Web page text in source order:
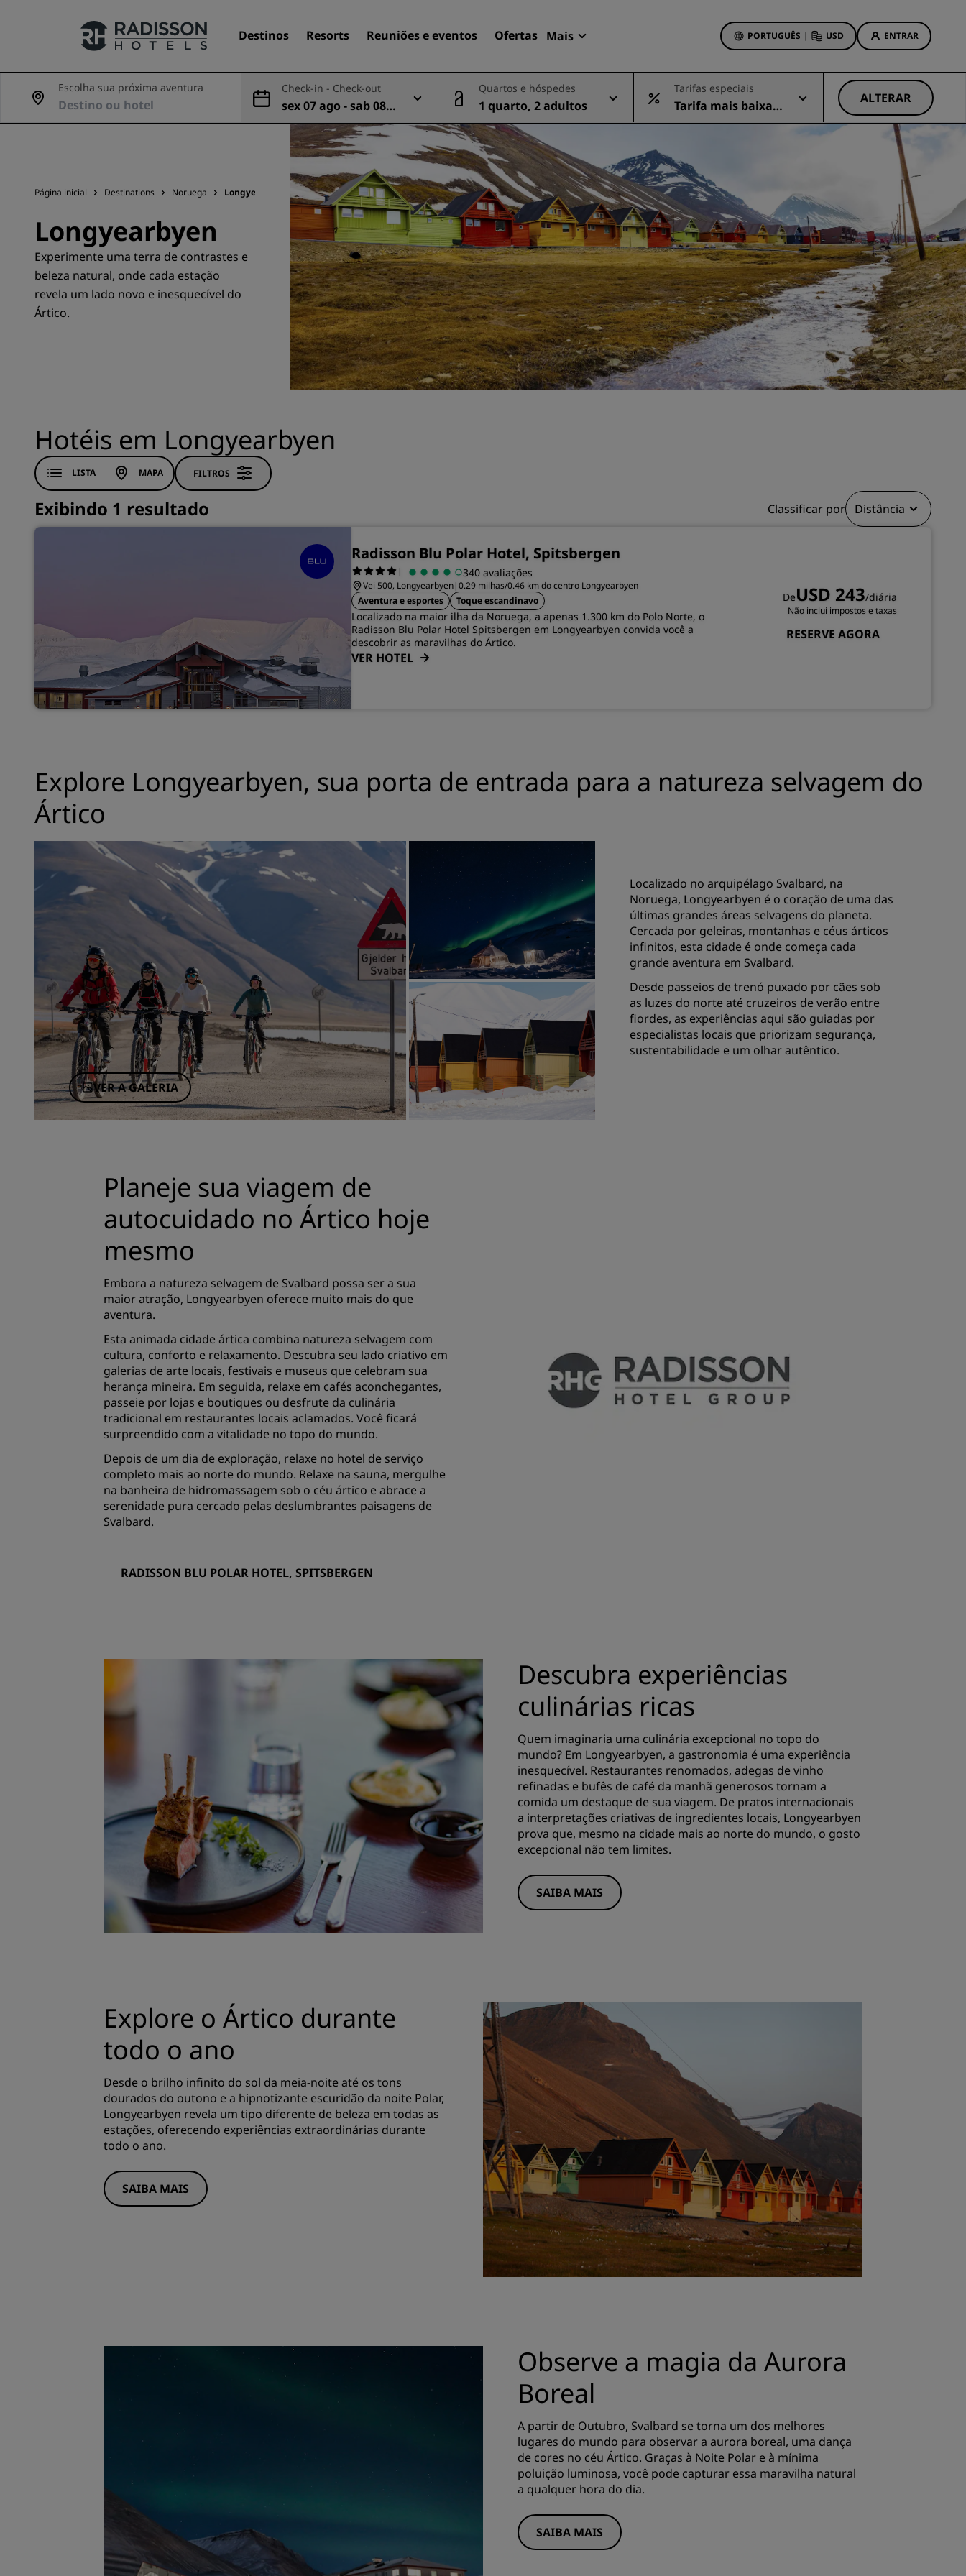
Destinos Resorts Reuniões e eventos Ofertas Mais
Radisson Rewards
Minhas reservas
PORTUGUÊS | USD ENTRAR
Nossas marcas
Encontre seu hotel
Destinos
Resorts
Apartamentos com serviços
Hotéis de aeroportos
Novos e futuros hotéis
Reuniões e eventos
Descubra o Radisson Meetings
Reserve um espaço para
reuniões
Solicitar cotação
Destinos para eventos
Serviços digitais
App Radisson Hotels
Ofertas de hotéis
Deals of the Day
Reserve com antecedência
Confira nossos pacotes
Ideias de viagens
Hotéis familiares
Rad Pets
Espaços para casamentos
Estadias sustentáveis
Radisson Rewards
Como ganhar pontos
Escolha sua próxima aventura Check-in - Check-out
sex 07 ago - sab 08 a
go
Quartos e hóspedes
1 quarto, 2 adultos
Tarifas especiais
Tarifa mais baixa d
isponível
ALTERAR
Página inicial Destinations Noruega Longyearbyen
Longyearbyen
Experimente uma terra de contrastes e
beleza natural, onde cada estação
revela um lado novo e inesquecível do
Ártico.
Hotéis em Longyearbyen
LISTA MAPA FILTROS
Exibindo 1 resultado Classificar por Distância
Radisson Blu Polar Hotel, Spitsbergen
| 340 avaliações
Vei 500, Longyearbyen|0.29 milhas/0.46 km do centro Longyearbyen
Aventura e esportes
Toque escandinavo
Localizado na maior ilha da Noruega, a apenas 1.300 km do Polo Norte, o
Radisson Blu Polar Hotel Spitsbergen em Longyearbyen convida você a
descobrir as maravilhas do Ártico.
VER HOTEL
DeUSD 243/diária
Não inclui impostos e taxas
RESERVE AGORA
Explore Longyearbyen, sua porta de entrada para a natureza selvagem do
Ártico
VER A GALERIA
Localizado no arquipélago Svalbard, na
Noruega, Longyearbyen é o coração de uma das
últimas grandes áreas selvagens do planeta.
Cercada por geleiras, montanhas e céus árticos
infinitos, esta cidade é onde começa cada
grande aventura em Svalbard.
Desde passeios de trenó puxado por cães sob
as luzes do norte até cruzeiros de verão entre
fiordes, as experiências aqui são guiadas por
especialistas locais que priorizam segurança,
sustentabilidade e um olhar autêntico.
Planeje sua viagem de
autocuidado no Ártico hoje
mesmo
Embora a natureza selvagem de Svalbard possa ser a sua
maior atração, Longyearbyen oferece muito mais do que
aventura.
Esta animada cidade ártica combina natureza selvagem com
cultura, conforto e relaxamento. Descubra seu lado criativo em
galerias de arte locais, festivais e museus que celebram sua
herança mineira. Em seguida, relaxe em cafés aconchegantes,
passeie por lojas e boutiques ou desfrute da culinária
tradicional em restaurantes locais aclamados. Você ficará
surpreendido com a vitalidade no topo do mundo.
Depois de um dia de exploração, relaxe no hotel de serviço
completo mais ao norte do mundo. Relaxe na sauna, mergulhe
na banheira de hidromassagem sob o céu ártico e abrace a
serenidade pura cercado pelas deslumbrantes paisagens de
Svalbard.
RADISSON BLU POLAR HOTEL, SPITSBERGEN
Descubra experiências
culinárias ricas
Quem imaginaria uma culinária excepcional no topo do
mundo? Em Longyearbyen, a gastronomia é uma experiência
inesquecível. Restaurantes renomados, adegas de vinho
refinadas e bufês de café da manhã generosos tornam a
comida um destaque de sua viagem. De pratos internacionais
a interpretações criativas de ingredientes locais, Longyearbyen
prova que, mesmo na cidade mais ao norte do mundo, o gosto
excepcional não tem limites.
SAIBA MAIS
Explore o Ártico durante
todo o ano
Desde o brilho infinito do sol da meia-noite até os tons
dourados do outono e a hipnotizante escuridão da noite Polar,
Longyearbyen revela um tipo diferente de beleza em todas as
estações, oferecendo experiências extraordinárias durante
todo o ano.
SAIBA MAIS
Observe a magia da Aurora
Boreal
A partir de Outubro, Svalbard se torna um dos melhores
lugares do mundo para observar a aurora boreal, uma dança
de cores no céu Ártico. Graças à Noite Polar e à mínima
poluição luminosa, você pode capturar essa maravilha natural
a qualquer hora do dia.
SAIBA MAIS